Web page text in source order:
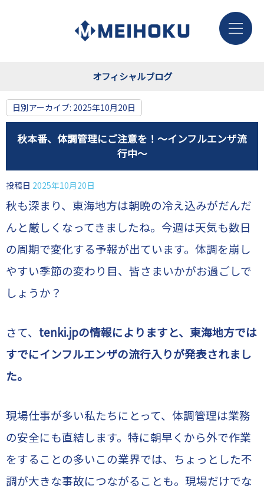
オフィシャルブログ
日別アーカイブ: 2025年10月20日
秋本番、体調管理にご注意を！～インフルエンザ流
行中～
投稿日 2025年10月20日
秋も深まり、東海地方は朝晩の冷え込みがだんだ
んと厳しくなってきましたね。今週は天気も数日
の周期で変化する予報が出ています。体調を崩し
やすい季節の変わり目、皆さまいかがお過ごしで
しょうか？
さて、 tenki.jpの情報によりますと、東海地方では
すでにインフルエンザの流行入りが発表されまし
た。
現場仕事が多い私たちにとって、体調管理は業務
の安全にも直結します。特に朝早くから外で作業
をすることの多いこの業界では、ちょっとした不
調が大きな事故につながることも。現場だけでな